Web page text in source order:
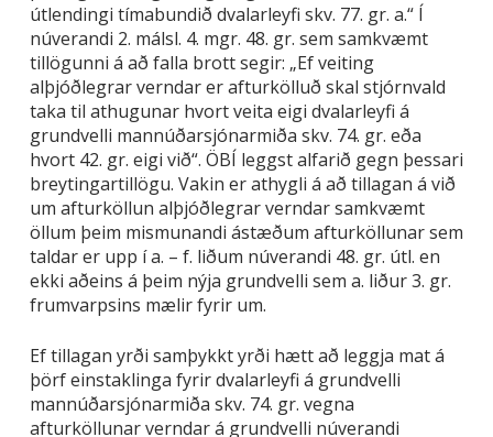
útlendingi tímabundið dvalarleyfi skv. 77. gr. a.“ Í
núverandi 2. málsl. 4. mgr. 48. gr. sem samkvæmt
tillögunni á að falla brott segir: „Ef veiting
alþjóðlegrar verndar er afturkölluð skal stjórnvald
taka til athugunar hvort veita eigi dvalarleyfi á
grundvelli mannúðarsjónarmiða skv. 74. gr. eða
hvort 42. gr. eigi við“. ÖBÍ leggst alfarið gegn þessari
breytingartillögu. Vakin er athygli á að tillagan á við
um afturköllun alþjóðlegrar verndar samkvæmt
öllum þeim mismunandi ástæðum afturköllunar sem
taldar er upp í a. – f. liðum núverandi 48. gr. útl. en
ekki aðeins á þeim nýja grundvelli sem a. liður 3. gr.
frumvarpsins mælir fyrir um.
Ef tillagan yrði samþykkt yrði hætt að leggja mat á
þörf einstaklinga fyrir dvalarleyfi á grundvelli
mannúðarsjónarmiða skv. 74. gr. vegna
afturköllunar verndar á grundvelli núverandi